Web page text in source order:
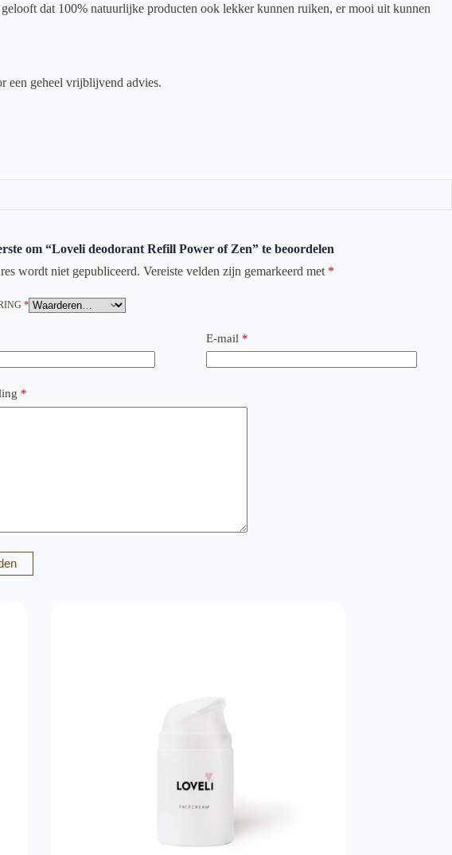
dat 100% natuurlijke producten ook lekker kunnen ruiken, er mooi uit kunnen
een geheel vrijblijvend advies.
om “Loveli deodorant Refill Power of Zen” te beoordelen
wordt niet gepubliceerd. Vereiste velden zijn gemarkeerd met *
*
E-mail *
*